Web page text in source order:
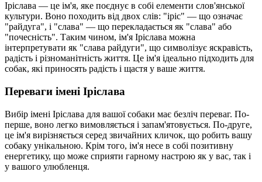
Іріслава — це ім'я, яке поєднує в собі елементи слов'янської
культури. Воно походить від двох слів: "іріс" — що означає
"райдуга", і "слава" — що перекладається як "слава" або
"почесність". Таким чином, ім'я Іріслава можна
інтерпретувати як "слава райдуги", що символізує яскравість,
радість і різноманітність життя. Це ім'я ідеально підходить для
собак, які приносять радість і щастя у ваше життя.
Переваги імені Іріслава
Вибір імені Іріслава для вашої собаки має безліч переваг. По-
перше, воно легко вимовляється і запам'ятовується. По-друге,
це ім'я вирізняється серед звичайних кличок, що робить вашу
собаку унікальною. Крім того, ім'я несе в собі позитивну
енергетику, що може сприяти гарному настрою як у вас, так і
у вашого улюбленця.